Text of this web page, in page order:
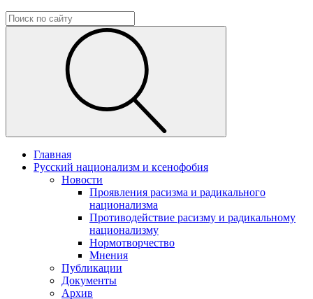
Главная
Русский национализм и ксенофобия
Новости
Проявления расизма и радикального
национализма
Противодействие расизму и радикальному
национализму
Нормотворчество
Мнения
Публикации
Документы
Архив